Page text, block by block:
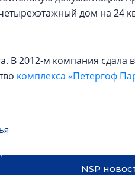
дом на 24
В 2012-м компания сдала
комплекса «Петергоф
NSP